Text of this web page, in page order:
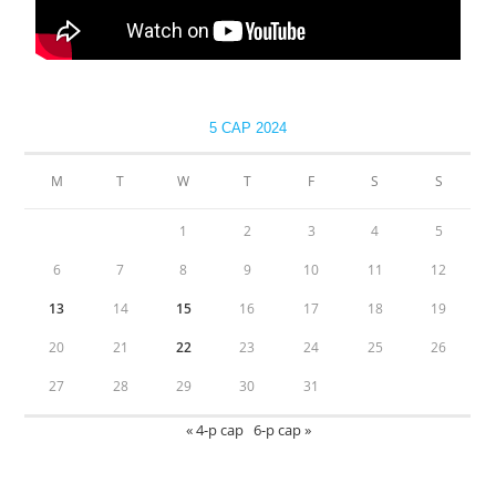
5 САР 2024
М Т W Т F S S
1 2 3 4 5
6 7 8 9 10 11 12
13 14 15 16 17 18 19
20 21 22 23 24 25 26
27 28 29 30 31
« 4-р сар 6-р сар »